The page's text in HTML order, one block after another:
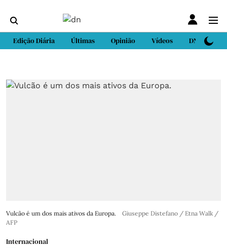
Edição Diária Últimas Opinião Vídeos DN Sport
Vulcão é um dos mais ativos da Europa.
Giuseppe Distefano / Etna Walk /
AFP
Internacional